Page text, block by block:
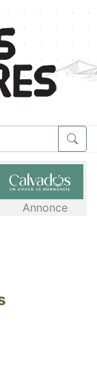
Annonce